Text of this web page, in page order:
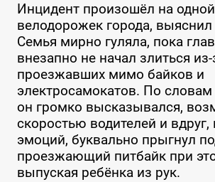
Инцидент произошёл на
велодорожек города, выяснил
Семья мирно гуляла, пока
внезапно не начал злиться из-
проезжавших мимо байков и
электросамокатов. По словам
он громко высказывался,
скоростью водителей и
эмоций, буквально прыгнул
проезжающий питбайк при
выпуская ребёнка из рук.